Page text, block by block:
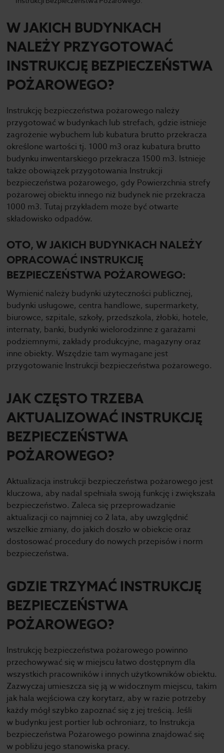
W JAKICH BUDYNKACH
NALEŻY PRZYGOTOWAĆ
INSTRUKCJĘ BEZPIECZEŃSTWA
POŻAROWEGO?
Instrukcję bezpieczeństwa pożarowego należy
przygotować w budynkach lub strefach, gdzie istnieje
zagrożenie wybuchem lub kubatura brutto przekracza
określone wartości tj. 1000 m3 oraz kubatura brutto
budynku inwentarskiego przekracza 1500 m3. Istnieje
także obowiązek przygotowania Instrukcji
bezpieczeństwa pożarowego, gdy Powierzchnia strefy
pożarowej obiektu innego niż budynek nie przekracza
1000 m3. Tutaj przykładem może być otwarte
składowisko odpadów.
OTO, W JAKICH BUDYNKACH NALEŻY
OPRACOWAĆ INSTRUKCJĘ
BEZPIECZEŃSTWA POŻAROWEGO:
Wymienić należy budynki użyteczności publicznej,
budynki usługowe, centra handlowe, supermarkety,
biurowce, szpitale, szkoły, przedszkola, żłobki, hotele,
internaty, banki, budynki wielorodzinne z garażami
podziemnymi, zakłady produkcyjne, magazyny oraz
inne obiekty. Wszędzie tam wymagane jest
przygotowanie Instrukcji bezpieczeństwa pożarowego.
JAK CZĘSTO TRZEBA
AKTUALIZOWAĆ INSTRUKCJĘ
BEZPIECZEŃSTWA
POŻAROWEGO?
Aktualizacja instrukcji bezpieczeństwa pożarowego jest
kluczowa, aby nadal spełniała swoją funkcję i zwiększała
bezpieczeństwo. Zaleca się przeprowadzanie
aktualizacji co najmniej co 2 lata, aby uwzględnić
wszelkie zmiany, do jakich doszło w obiekcie oraz
dostosować procedury do nowych przepisów i norm
bezpieczeństwa.
GDZIE TRZYMAĆ INSTRUKCJĘ
BEZPIECZEŃSTWA
POŻAROWEGO?
Instrukcję bezpieczeństwa pożarowego powinno
przechowywać się w miejscu łatwo dostępnym dla
wszystkich pracowników i innych użytkowników obiektu.
Zazwyczaj umieszcza się ją w widocznym miejscu, takim
jak hala wejściowa czy korytarz, aby w razie potrzeby
każdy mógł szybko zapoznać się z jej treścią. Jeśli
w budynku jest portier lub ochroniarz, to Instrukcja
bezpieczeństwa Pożarowego powinna znajdować się
w pobliżu jego stanowiska pracy.